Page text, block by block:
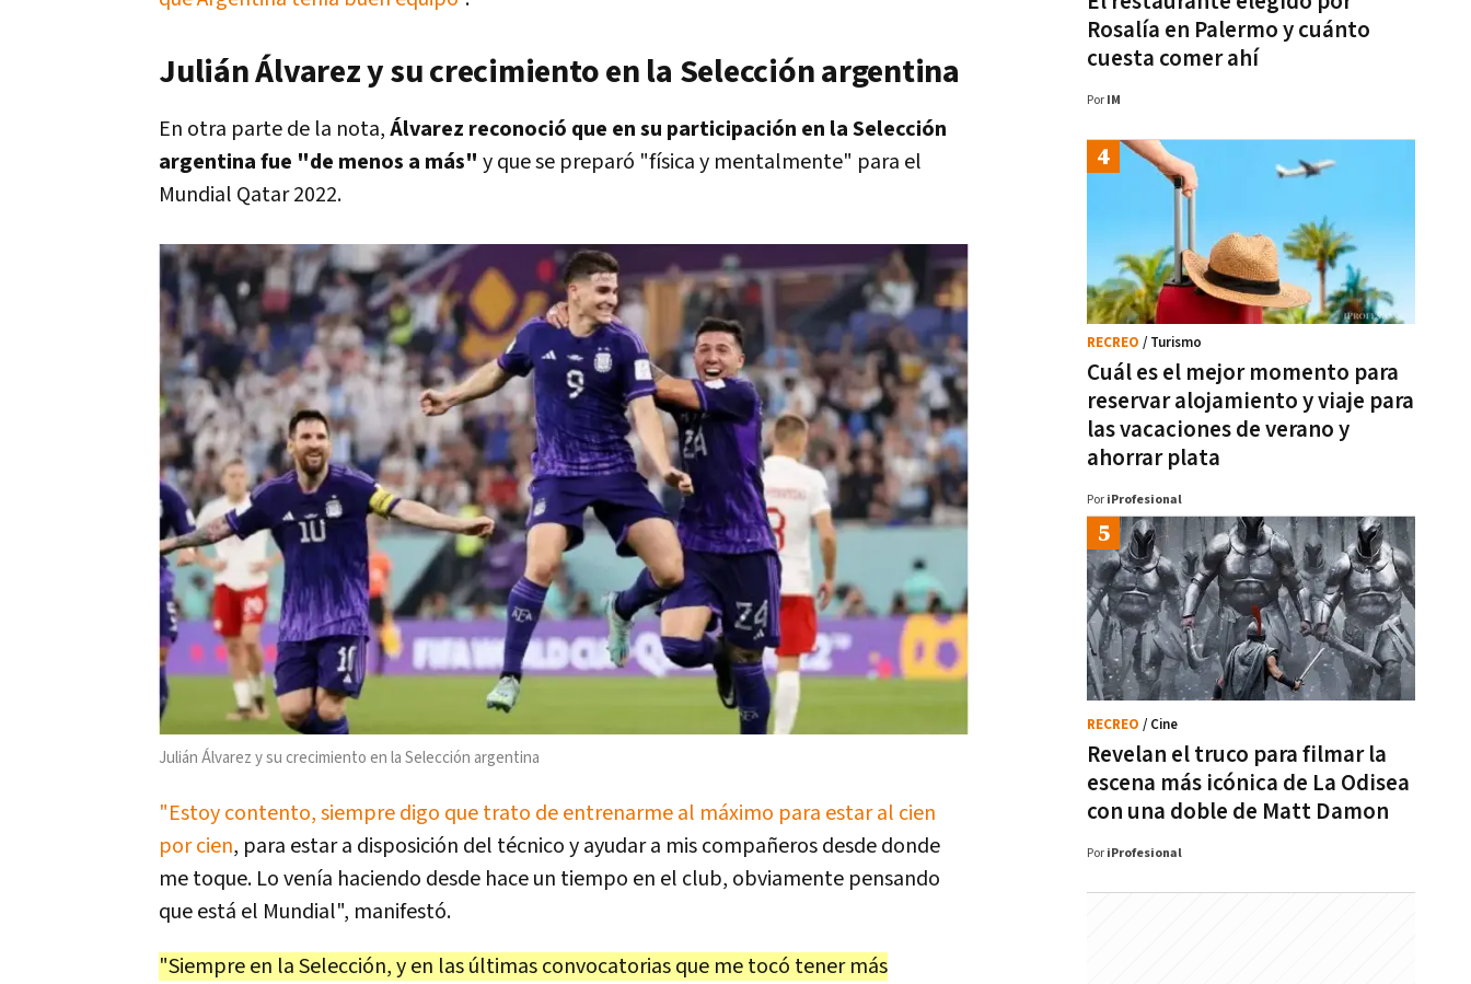
Julián Álvarez y su crecimiento en la Selección argentina
En otra parte de la nota,Álvarez reconoció que en su participación en la Selección
argentina fue "de menos a más" y que se preparó "física y mentalmente" para el
Mundial Qatar 2022.
Julián Álvarez y su crecimiento en la Selección argentina
"Estoy contento, siempre digo que trato de entrenarme al máximo para estar al cien
por cien, para estar a disposición del técnico y ayudar a mis compañeros desde donde
me toque. Lo venía haciendo desde hace un tiempo en el club, obviamente pensando
que está el Mundial", manifestó.
"Siempre en la Selección, y en las últimas convocatorias que me tocó tener más
Rosalía en Palermo y cuánto
cuesta comer ahí
Por IM
Cuál es el mejor momento para
reservar alojamiento y viaje para
las vacaciones de verano y
ahorrar plata
RECREO / Turismo
Por iProfesional
Revelan el truco para filmar la
escena más icónica de La Odisea
con una doble de Matt Damon
RECREO / Cine
Por iProfesional